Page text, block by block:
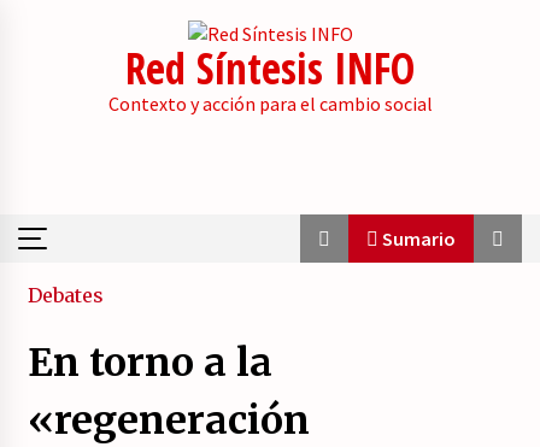
Red Síntesis INFO
Contexto y acción para el cambio social
Sumario
Sumario
La psicología de la desinformación y los
«paquetes retóricos».
21/07/2026
Debates
En torno a la
«regeneración